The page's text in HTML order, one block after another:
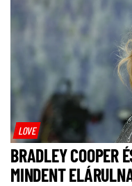
LOVE
BRADLEY COOPER
MINDENT